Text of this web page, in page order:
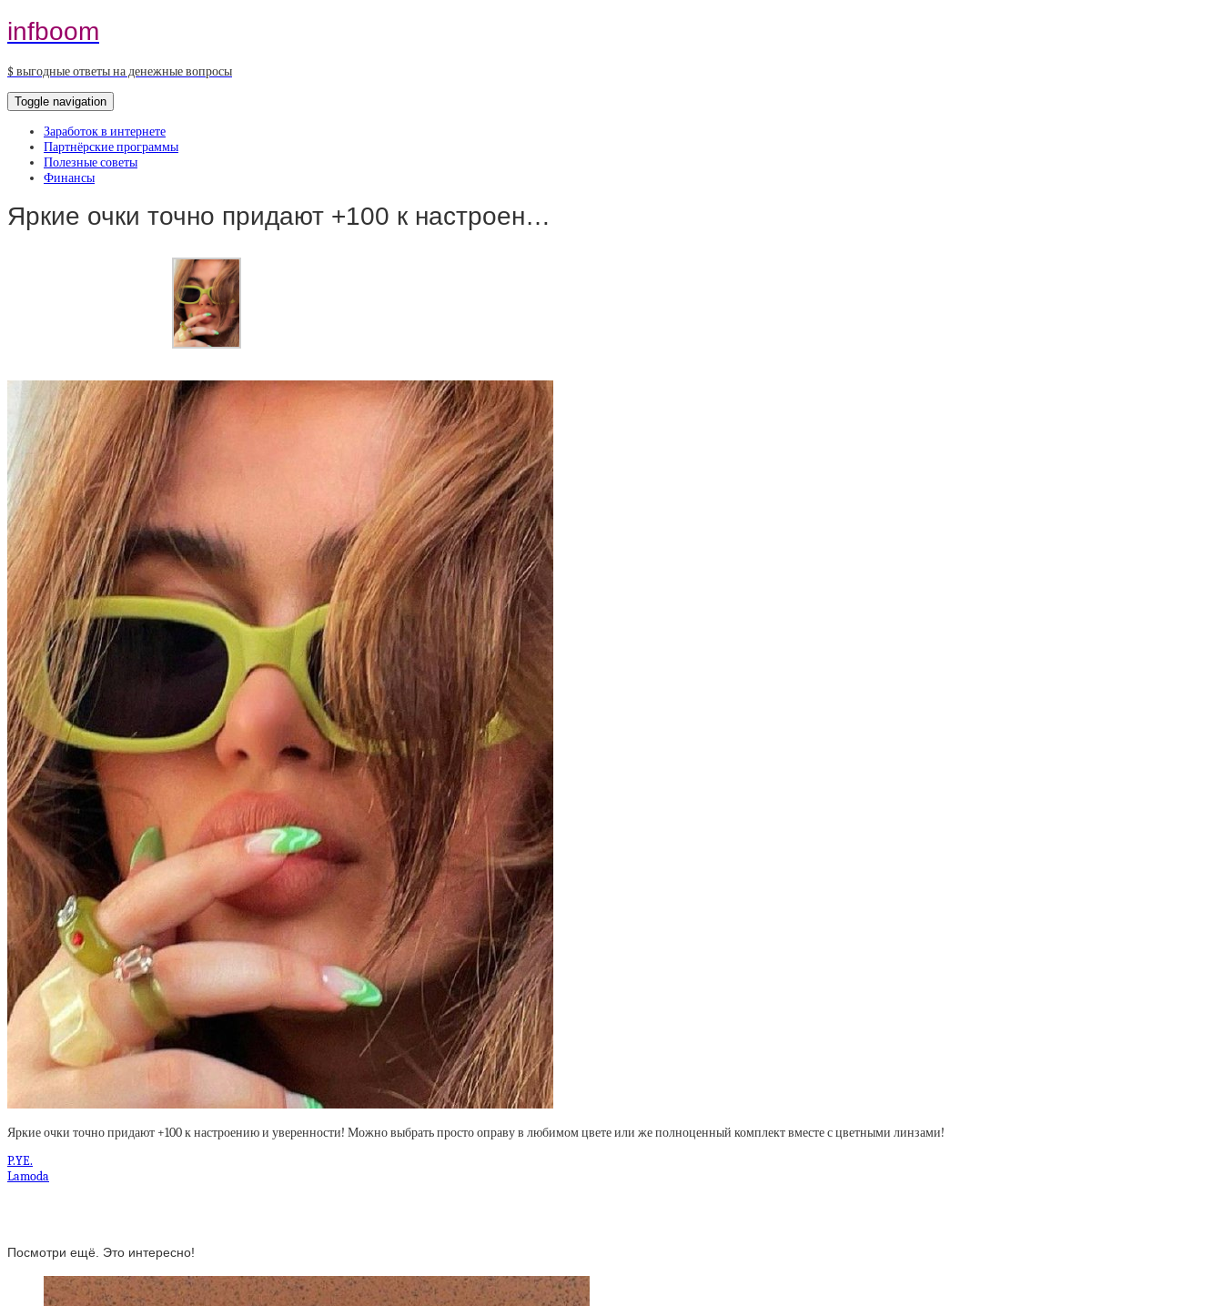
infboom
$ выгодные ответы на денежные вопросы
Toggle navigation
Заработок в интернете
Партнёрские программы
Полезные советы
Финансы
Яркие очки точно придают +100 к настроен…
Яркие очки точно придают +100 к настроению и уверенности! Можно выбрать просто оправу в любимом цвете или же полноценный комплект вместе с цветными линзами!
P.YE.
Lamoda
Посмотри ещё. Это интересно!